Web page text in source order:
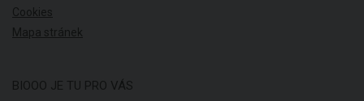
Cookies
Mapa stránek
BIOOO JE TU PRO VÁS